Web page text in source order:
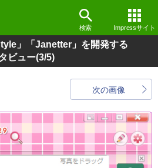
検索 Impressサイト
」「Janetter」を開発する
ビュー(3/5)
次の画像